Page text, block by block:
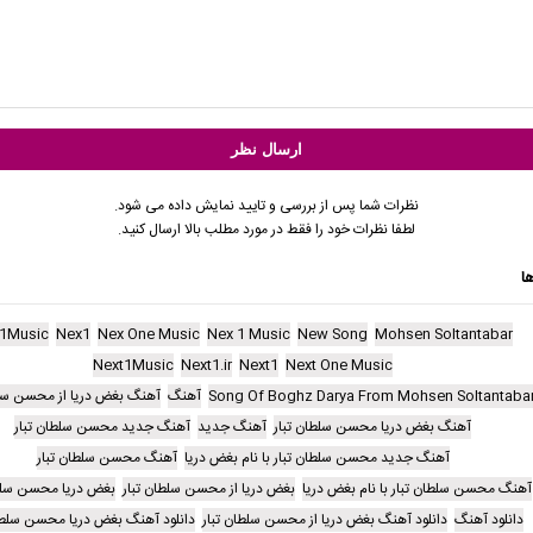
نظرات شما پس از بررسی و تایید نمایش داده می شود.
لطفا نظرات خود را فقط در مورد مطلب بالا ارسال کنید.
Mohsen Soltantabar
New Song
Nex 1 Music
Nex One Music
Nex1
Next One Music
Next1
Next1.ir
Next1Music
Song Of Boghz Darya From Mohsen آهنگ آهنگ بغض دریا از محسن
آهنگ بغض دریا محسن سلطان تبار آهنگ جدید آهنگ جدید محسن سلطان تبار
آهنگ جدید محسن سلطان تبار با نام بغض دریا آهنگ محسن سلطان تبار
آهنگ محسن سلطان تبار با نام بغض دریا بغض دریا از محسن سلطان تبار بغض دریا محسن
دانلود آهنگ دانلود آهنگ بغض دریا از محسن سلطان تبار دانلود آهنگ بغض دریا محسن